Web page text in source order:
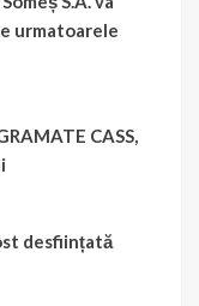
urmatoarele
CASS,
desființată